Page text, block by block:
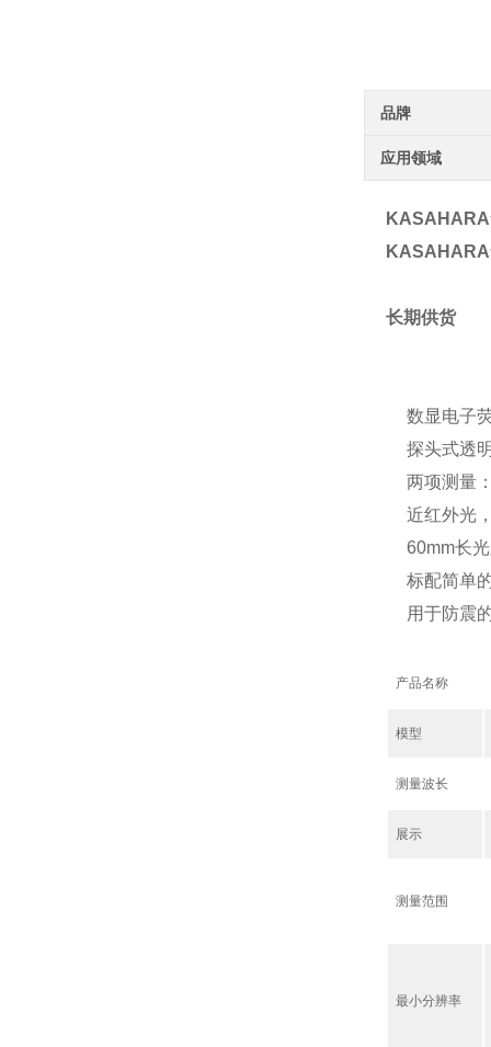
品牌
应用领域
KASAHARA
KASAHARA
长期供货
数显电子
探头式透
两项测量
近红外光
60mm长
标配简单
用于防震
产品名称
模型
测量波长
展示
测量范围
最小分辨率